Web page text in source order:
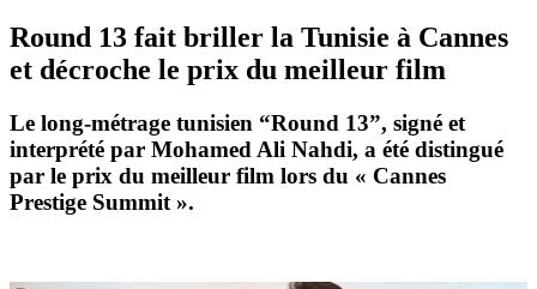
Round 13 fait briller la Tunisie à Cannes
et décroche le prix du meilleur film
Le long-métrage tunisien “Round 13”, signé et
interprété par Mohamed Ali Nahdi, a été distingué
par le prix du meilleur film lors du « Cannes
Prestige Summit ».